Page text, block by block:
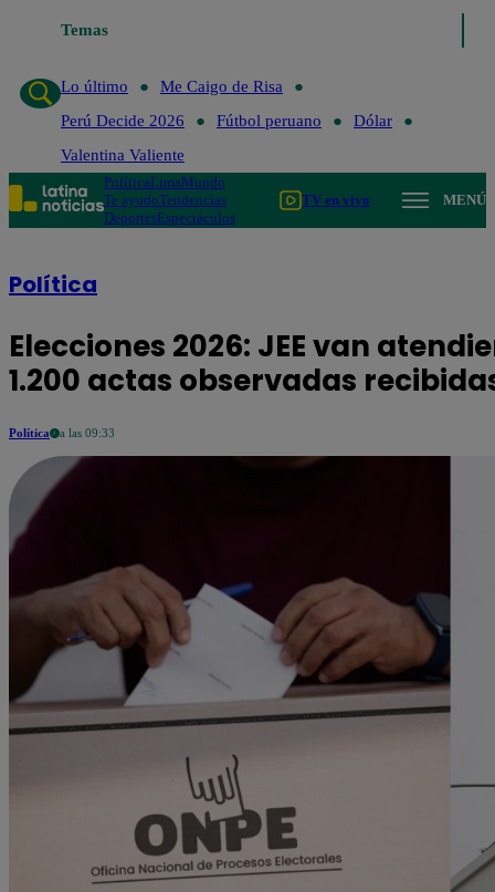
Temas
Lo último
Lo último
Me Caigo de Risa
Perú Decide 2026
Fútbol peruano
Dólar
Valentina Valiente
PolíticaLimaMundo
Te ayudoTendencias
DeportesEspectáculos
TV en vivo MENÚ
Política
Elecciones 2026: JEE van
1.200 actas observadas
Política a las 09:33